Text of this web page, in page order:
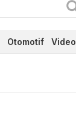
Otomotif Video